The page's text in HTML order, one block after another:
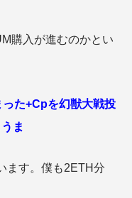
購入が進むのかとい
た+Cpを幻獣大戦投
ま
ます。僕も2ETH分